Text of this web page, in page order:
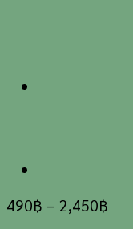
490฿ – 2,450฿